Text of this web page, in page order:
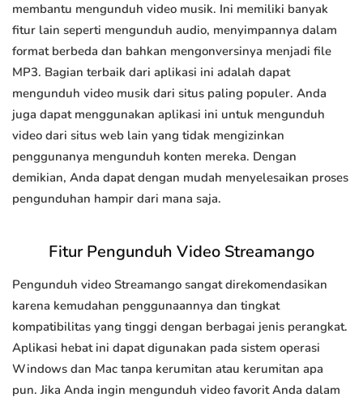
membantu mengunduh video musik. Ini memiliki banyak
fitur lain seperti mengunduh audio, menyimpannya dalam
format berbeda dan bahkan mengonversinya menjadi file
MP3. Bagian terbaik dari aplikasi ini adalah dapat
mengunduh video musik dari situs paling populer. Anda
juga dapat menggunakan aplikasi ini untuk mengunduh
video dari situs web lain yang tidak mengizinkan
penggunanya mengunduh konten mereka. Dengan
demikian, Anda dapat dengan mudah menyelesaikan proses
pengunduhan hampir dari mana saja.
Fitur Pengunduh Video Streamango
Pengunduh video Streamango sangat direkomendasikan
karena kemudahan penggunaannya dan tingkat
kompatibilitas yang tinggi dengan berbagai jenis perangkat.
Aplikasi hebat ini dapat digunakan pada sistem operasi
Windows dan Mac tanpa kerumitan atau kerumitan apa
pun. Jika Anda ingin mengunduh video favorit Anda dalam